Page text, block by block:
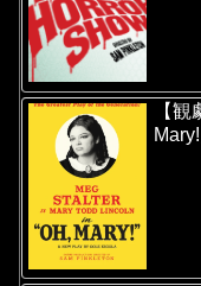
【
Mary!